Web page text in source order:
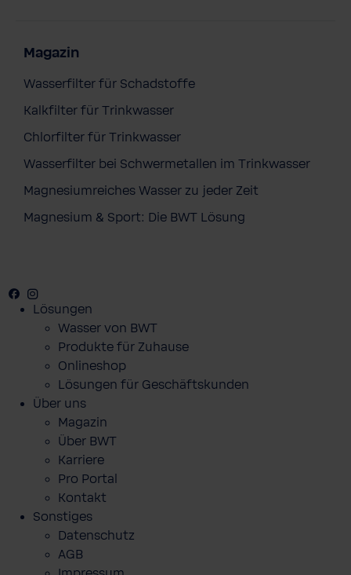
Magazin
Wasserfilter für Schadstoffe
Kalkfilter für Trinkwasser
Chlorfilter für Trinkwasser
Wasserfilter bei Schwermetallen im Trinkwasser
Magnesiumreiches Wasser zu jeder Zeit
Magnesium & Sport: Die BWT Lösung
Facebook
Youtube
Lösungen
Wasser von BWT
Produkte für Zuhause
Onlineshop
Lösungen für Geschäftskunden
Über uns
Magazin
Über BWT
Karriere
Pro Portal
Kontakt
Sonstiges
Datenschutz
AGB